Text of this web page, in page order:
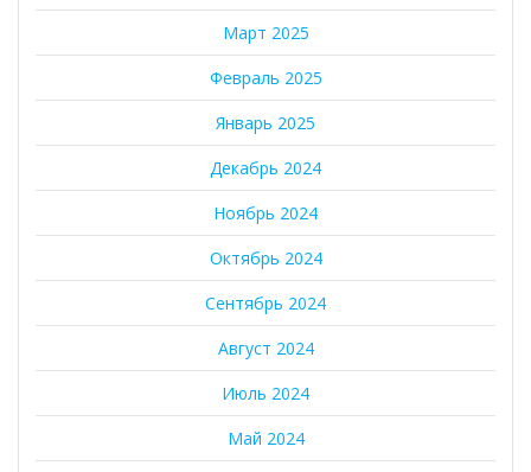
Март 2025
Февраль 2025
Январь 2025
Декабрь 2024
Ноябрь 2024
Октябрь 2024
Сентябрь 2024
Август 2024
Июль 2024
Май 2024